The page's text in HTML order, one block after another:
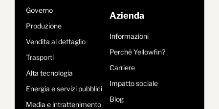
Governo
Produzione
Vendita al dettaglio
Trasporti
Alta tecnologia
Energia e servizi pubblici
Media e intrattenimento
Azienda
Informazioni
Perché Yellowfin?
Carriere
Impatto sociale
Blog